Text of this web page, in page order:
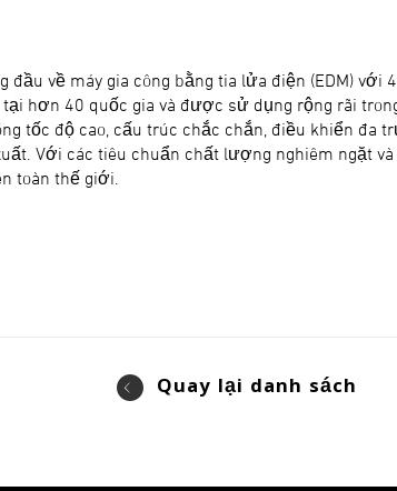
đầu về máy gia công bằng tia lửa điện (EDM)
hơn 40 quốc gia và được sử dụng rộng rãi
tốc độ cao, cấu trúc chắc chắn, điều khiển đa
Với các tiêu chuẩn chất lượng nghiêm ngặt
toàn thế giới.
Quay lại danh sách